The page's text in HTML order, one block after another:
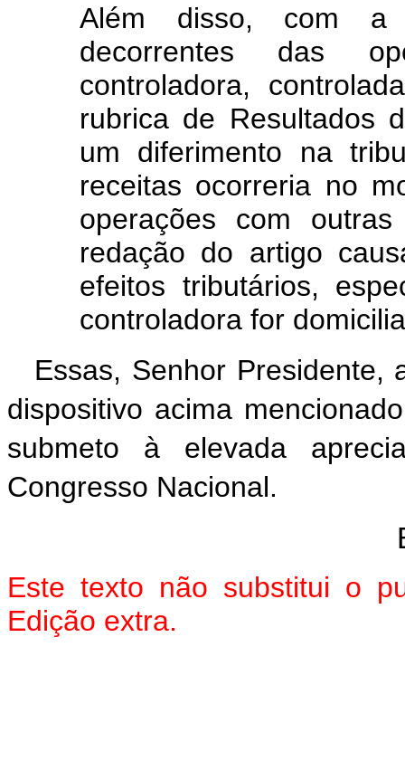
Além disso, com a
decorrentes das
controladora,
rubrica de Resultados
um diferimento na
receitas ocorreria no
operações com
redação do artigo
efeitos tributários,
controladora for
Essas, Senhor
dispositivo acima
submeto à elevada
Congresso Nacional.
Este texto não substitui o
Edição extra.